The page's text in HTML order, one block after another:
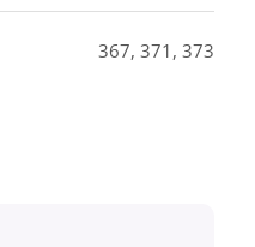
367, 371, 373